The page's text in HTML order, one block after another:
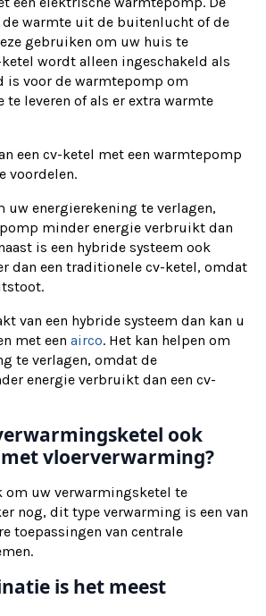
warmte uit de buitenlucht of de
gebruiken om uw huis te
wordt alleen ingeschakeld als
is voor de warmtepomp om
te leveren of als er extra warmte
een cv-ketel met een warmtepomp
voordelen.
uw energierekening te verlagen,
minder energie verbruikt dan
is een hybride systeem ook
dan een traditionele cv-ketel, omdat
van een hybride systeem dan kan u
met een airco. Het kan helpen om
te verlagen, omdat de
energie verbruikt dan een cv-
ook
vloerverwarming?
om uw verwarmingsketel te
nog, dit type verwarming is een van
toepassingen van centrale
is het meest